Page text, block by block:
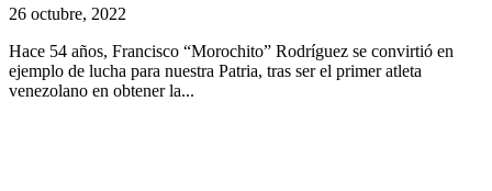
26 octubre, 2022
Hace 54 años, Francisco “Morochito” Rodríguez se convirtió en
ejemplo de lucha para nuestra Patria, tras ser el primer atleta
venezolano en obtener la...